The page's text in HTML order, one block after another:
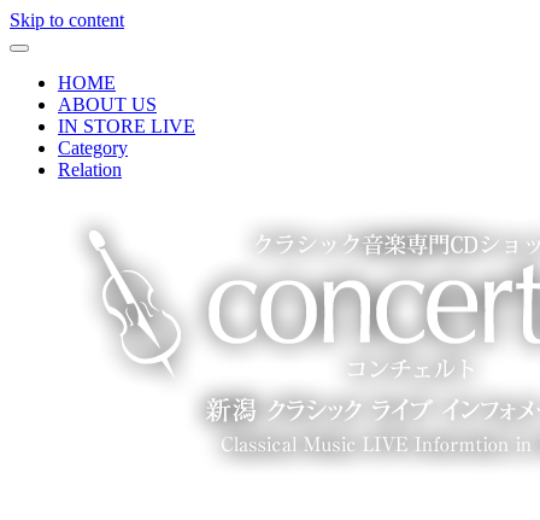
Skip to content
HOME
ABOUT US
IN STORE LIVE
Category
Relation